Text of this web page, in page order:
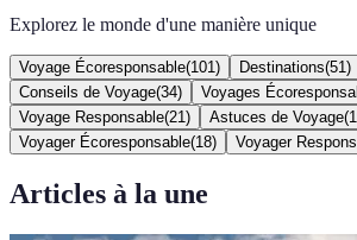
Explorez le monde d'une manière unique
Voyage Écoresponsable(101 ) Destinations(51 )
Conseils de Voyage(34) Voyages
Voyage Responsable(21 ) Astuces de Voyage(
Voyager Écoresponsable(18) Voyager
Articles à la une